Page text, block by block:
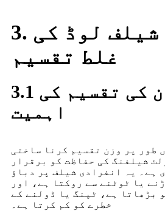
3. غلطی #2: شیلف لوڈ کی
غلط تقسیم
3.1 یکساں وزن کی تقسیم کی
اہمیت
طور پر وزن تقسیم کرنا ساختی
شیلفنگ کی حفاظت کو برقرار
ہے۔ یہ انفرادی شیلف پر دباؤ
یا ٹوٹنے سے روکتا ہے، اور
بڑھاتا ہے، ٹپنگ یا ڈولنے کے
خطرے کو کم کرتا ہے۔